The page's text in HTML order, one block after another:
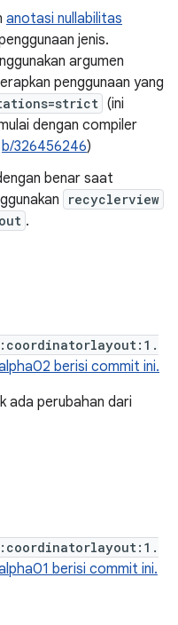
anotasi nullabilitas
jenis.
argumen
penggunaan yang
(ini
dengan compiler
b/326456246)
benar saat
recyclerview
.
berisi commit ini.
ada perubahan dari
berisi commit ini.